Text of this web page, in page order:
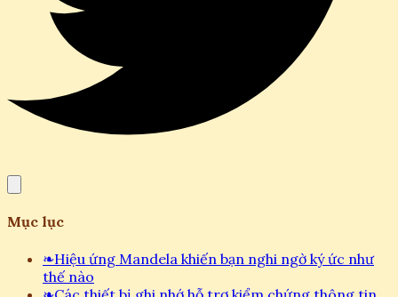
Mục lục
❧Hiệu ứng Mandela khiến bạn nghi ngờ ký ức như
thế nào